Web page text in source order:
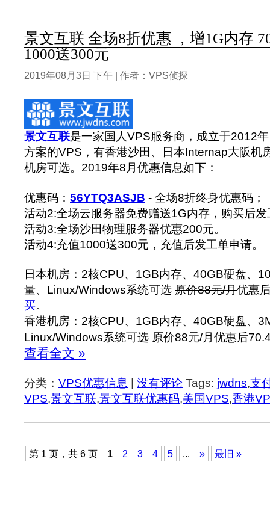
景文互联 全场8折优惠 ，增1G内存
1000送300元
2019年08月3日 下午 | 作者：VPS侦探
景文互联是一家国人VPS服务商，成立于2012
方案的VPS，有香港沙田、日本Internap大阪机
机房可选。2019年8月优惠信息如下：
优惠码： 56YTQ3ASJB - 全场8折终身优惠码；
活动2:全场云服务器免费赠送1G内存，购买后
活动3:全场沙田物理服务器优惠200元。
活动4:充值1000送300元，充值后发工单申请。
日本机房：2核CPU、1GB内存、40GB硬盘、
量、Linux/Windows系统可选 原价88元/月优惠
买。
香港机房：2核CPU、1GB内存、40GB硬盘、
Linux/Windows系统可选 原价88元/月优惠后
查看全文 »
分类： VPS优惠信息 | 没有评论 Tags: jwdns,支
VPS,景文互联,景文互联优惠码,美国VPS,香港
第 1 页，共 6 页 1 2 3 4 5 » 最旧 »